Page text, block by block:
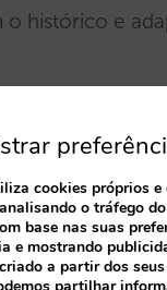
o histórico e
de
conversas
utilização no
sem
cookies próprios
o tráfego
base nas suas
e mostrando
a partir dos
partilhar